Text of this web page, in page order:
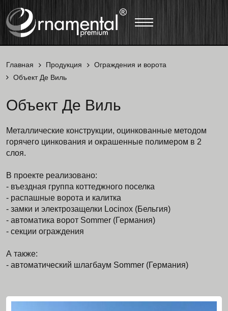
Главная Продукция
Ограждения и ворота
Объект Де Виль
Объект Де Виль
Металлические конструкции, оцинкованные методом
горячего цинкования и окрашенные полимером в 2
слоя.
В проекте реализовано:
- въездная группа коттеджного поселка
- распашные ворота и калитка
- замки и электрозащелки Locinox (Бельгия)
- автоматика ворот Sommer (Германия)
- секции ограждения
А также:
- автоматический шлагбаум Sommer (Германия)